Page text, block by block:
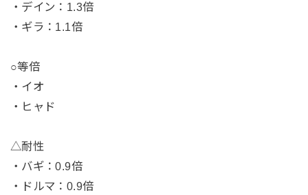
・デイン：1.3倍
・ギラ：1.1倍
○等倍
・イオ
・ヒャド
△耐性
・バギ：0.9倍
・ドルマ：0.9倍